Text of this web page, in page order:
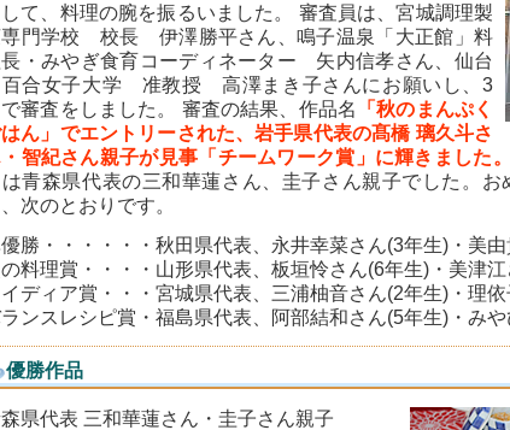
て、料理の腕を振るいました。 審査員は、宮城調理製
門学校 校長 伊澤勝平さん、鳴子温泉「大正館」料
・みやぎ食育コーディネーター 矢内信孝さん、仙台
合女子大学 准教授 高澤まき子さんにお願いし、3
審査をしました。 審査の結果、作品名
「秋のまんぷく
ん」でエントリーされた、岩手県代表の髙橋 璃久斗さ
・ 智紀さん親子が見事「チームワーク賞」に輝きました
青森県代表の三和華蓮さん、圭子さん親子でした。
次のとおりです。
勝・・・・・・秋田県代表、永井幸菜さん(3年生)・美
料理賞・・・・山形県代表、板垣怜さん(6年生)・美津
ディア賞・・・宮城県代表、三浦柚音さん(2年生)・理
ンスレシピ賞・福島県代表、阿部結和さん(5年生)・み
優勝作品
県代表 三和華蓮さん・圭子さん親子